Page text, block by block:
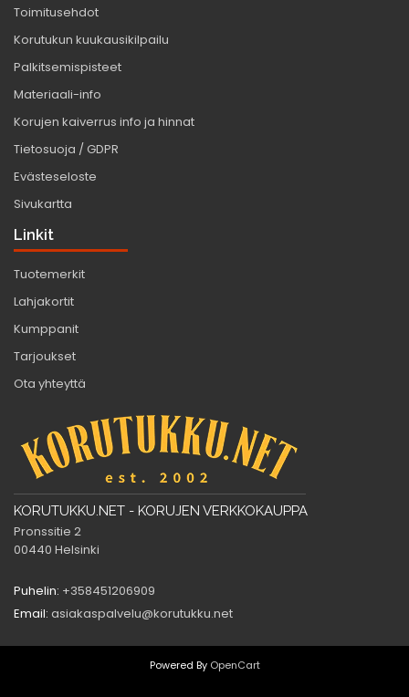
Toimitusehdot
Korutukun kuukausikilpailu
Palkitsemispisteet
Materiaali-info
Korujen kaiverrus info ja hinnat
Tietosuoja / GDPR
Evästeseloste
Sivukartta
Linkit
Tuotemerkit
Lahjakortit
Kumppanit
Tarjoukset
Ota yhteyttä
KORUTUKKU.NET - KORUJEN VERKKOKAUPPA
Pronssitie 2
00440 Helsinki
Puhelin: +358451206909
Email: asiakaspalvelu@korutukku.net
Powered By OpenCart